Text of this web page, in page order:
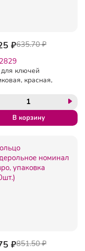
₽635.70 ₽
ключей
красная,
₽851.50 ₽